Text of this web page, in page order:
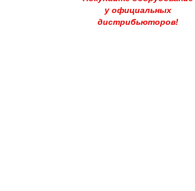
у официальных
дистрибьюторов!